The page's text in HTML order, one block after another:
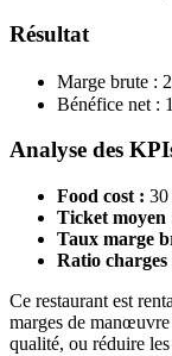
Résultat
Marge brute :
Bénéfice net :
Analyse des
Food cost :
Ticket moyen
Taux marge
Ratio charges
Ce restaurant est
marges de
qualité, ou réduire